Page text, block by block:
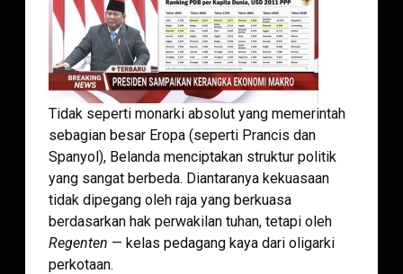
Tidak seperti monarki absolut yang memerintah
sebagian besar Eropa (seperti Prancis dan
Spanyol), Belanda menciptakan struktur politik
yang sangat berbeda. Diantaranya kekuasaan
tidak dipegang oleh raja yang berkuasa
berdasarkan hak perwakilan tuhan, tetapi oleh
Regenten — kelas pedagang kaya dari oligarki
perkotaan.